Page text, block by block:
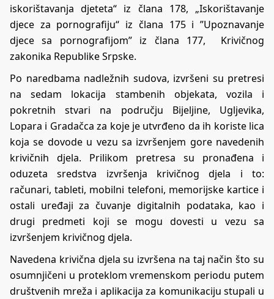
iskorištavanja djeteta“ iz člana 178, „Iskorištavanje
djece za pornografiju“ iz člana 175 i ”Upoznavanje
djece sa pornografijom” iz člana 177, Krivičnog
zakonika Republike Srpske.
Po naredbama nadležnih sudova, izvršeni su pretresi
na sedam lokacija stambenih objekata, vozila i
pokretnih stvari na području Bijeljine, Ugljevika,
Lopara i Gradačca za koje je utvrđeno da ih koriste lica
koja se dovode u vezu sa izvršenjem gore navedenih
krivičnih djela. Prilikom pretresa su pronađena i
oduzeta sredstva izvršenja krivičnog djela i to:
računari, tableti, mobilni telefoni, memorijske kartice i
ostali uređaji za čuvanje digitalnih podataka, kao i
drugi predmeti koji se mogu dovesti u vezu sa
izvršenjem krivičnog djela.
Navedena krivična djela su izvršena na taj način što su
osumnjičeni u proteklom vremenskom periodu putem
društvenih mreža i aplikacija za komunikaciju stupali u